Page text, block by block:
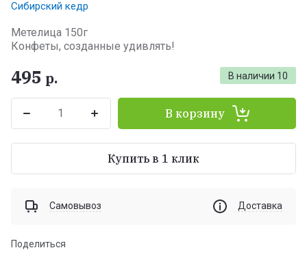
Сибирский кедр
Метелица 150г
Конфеты, созданные удивлять!
В наличии 10
495 р.
В корзину
Купить в 1 клик
Самовывоз Доставка
Поделиться